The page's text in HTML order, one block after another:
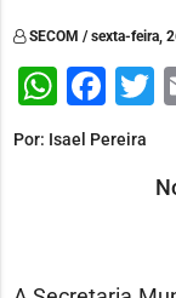
SECOM / sexta-feira,
Por: Isael Pereira